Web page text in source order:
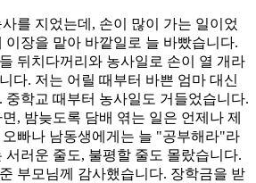
를 지었는데, 손이 많이 가는 일이었
이장을 맡아 바깥일로 늘 바빴습니다.
뒤치다꺼리와 농사일로 손이 열 개라
다. 저는 어릴 때부터 바쁜 엄마 대신
중학교 때부터 농사일도 거들었습니다.
, 밤늦도록 담배 엮는 일은 언제나 제
빠나 남동생에게는 늘 "공부해라"라
서러운 줄도, 불평할 줄도 몰랐습니다.
부모님께 감사했습니다. 장학금을 받